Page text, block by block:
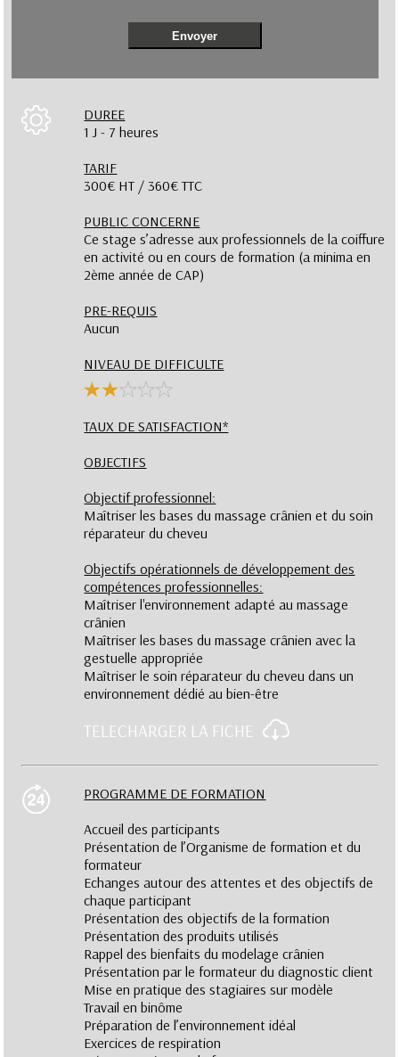
Envoyer
DUREE
1 J - 7 heures
TARIF
300€ HT / 360€ TTC
PUBLIC CONCERNE
Ce stage s’adresse aux professionnels de la coiffure
en activité ou en cours de formation (a minima en
2ème année de CAP)
PRE-REQUIS
Aucun
NIVEAU DE DIFFICULTE
TAUX DE SATISFACTION*
OBJECTIFS
Objectif professionnel:
Maîtriser les bases du massage crânien et du soin
réparateur du cheveu
Objectifs opérationnels de développement des
compétences professionnelles:
Maîtriser l'environnement adapté au massage
crânien
Maîtriser les bases du massage crânien avec la
gestuelle appropriée
Maîtriser le soin réparateur du cheveu dans un
environnement dédié au bien-être
TELECHARGER LA FICHE
PROGRAMME DE FORMATION
Accueil des participants
Présentation de l’Organisme de formation et du
formateur
Echanges autour des attentes et des objectifs de
chaque participant
Présentation des objectifs de la formation
Présentation des produits utilisés
Rappel des bienfaits du modelage crânien
Présentation par le formateur du diagnostic client
Mise en pratique des stagiaires sur modèle
Travail en binôme
Préparation de l’environnement idéal
Exercices de respiration